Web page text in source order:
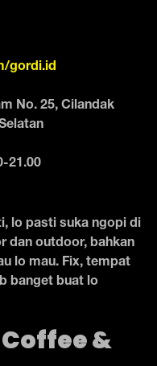
gordi.id
No. 25, Cilandak
21.00
lo pasti suka ngopi di
dan outdoor, bahkan
lo mau. Fix, tempat
banget buat lo
&